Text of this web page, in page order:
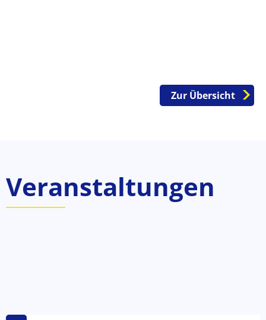
Zur Übersicht
Veranstaltungen